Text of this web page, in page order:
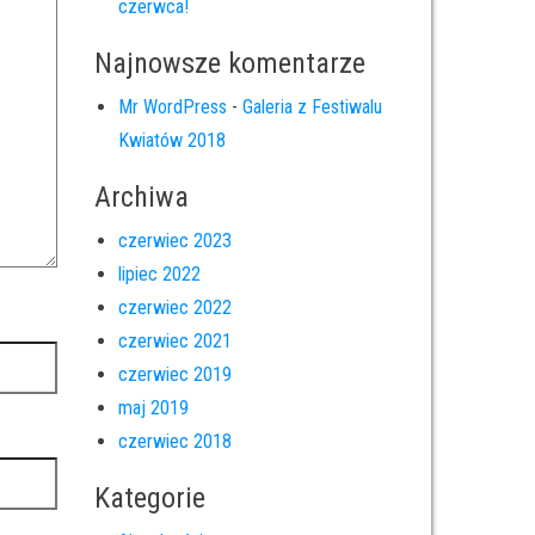
czerwca!
Najnowsze komentarze
Mr WordPress - Galeria z Festiwalu
Kwiatów 2018
Archiwa
czerwiec 2023
lipiec 2022
czerwiec 2022
czerwiec 2021
czerwiec 2019
maj 2019
czerwiec 2018
Kategorie